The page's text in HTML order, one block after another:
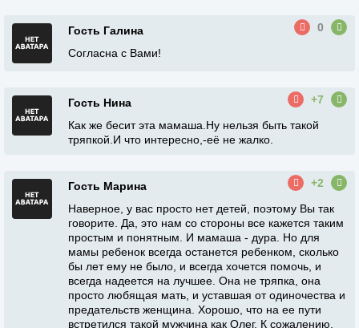
Гость Галина
0
Согласна с Вами!
Гость Нина
+7
Как же бесит эта мамаша.Ну нельзя быть такой
тряпкой.И что интересно,-её не жалко.
Гость Марина
+2
Наверное, у вас просто нет детей, поэтому Вы так
говорите. Да, это нам со стороны все кажется таким
простым и понятным. И мамаша - дура. Но для
мамы ребенок всегда останется ребенком, сколько
бы лет ему не было, и всегда хочется помочь, и
всегда надеется на лучшее. Она не тряпка, она
просто любящая мать, и уставшая от одиночества и
предательств женщина. Хорошо, что на ее пути
встретился такой мужчина как Олег. К сожалению,